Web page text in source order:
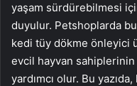
yaşam sürdürebilmesi
duyulur. Petshoplarda
kedi tüy dökme önleyici
evcil hayvan sahiplerinin
yardımcı olur. Bu